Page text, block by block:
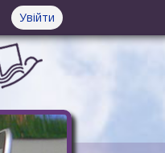
Увійти